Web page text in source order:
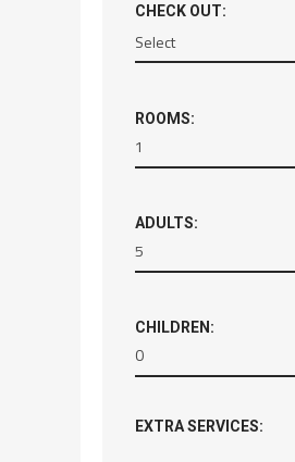
CHECK OUT:
ROOMS:
1
ADULTS:
5
CHILDREN:
0
EXTRA SERVICES: